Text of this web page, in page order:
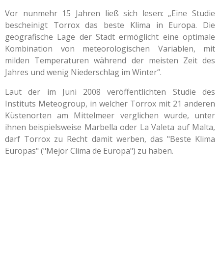
Vor nunmehr 15 Jahren ließ sich lesen: „Eine Studie
bescheinigt Torrox das beste Klima in Europa. Die
geografische Lage der Stadt ermöglicht eine optimale
Kombination von meteorologischen Variablen, mit
milden Temperaturen während der meisten Zeit des
Jahres und wenig Niederschlag im Winter“.
Laut der im Juni 2008 veröffentlichten Studie des
Instituts Meteogroup, in welcher Torrox mit 21 anderen
Küstenorten am Mittelmeer verglichen wurde, unter
ihnen beispielsweise Marbella oder La Valeta auf Malta,
darf Torrox zu Recht damit werben, das "Beste Klima
Europas" ("Mejor Clima de Europa") zu haben.